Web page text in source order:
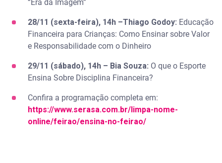
“Era da Imagem”
28/11 (sexta-feira), 14h –Thiago Godoy: Educação
Financeira para Crianças: Como Ensinar sobre Valor
e Responsabilidade com o Dinheiro
29/11 (sábado), 14h – Bia Souza: O que o Esporte
Ensina Sobre Disciplina Financeira?
Confira a programação completa em:
https://www.serasa.com.br/limpa-nome-
online/feirao/ensina-no-feirao/